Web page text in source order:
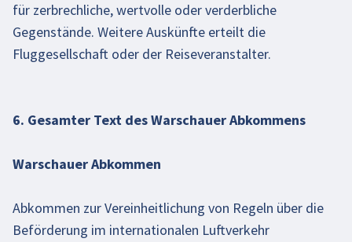
für zerbrechliche, wertvolle oder verderbliche
Gegenstände. Weitere Auskünfte erteilt die
Fluggesellschaft oder der Reiseveranstalter.
6. Gesamter Text des Warschauer Abkommens
Warschauer Abkommen
Abkommen zur Vereinheitlichung von Regeln über die
Beförderung im internationalen Luftverkehr